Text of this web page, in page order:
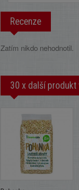
Recenze
Zatím nikdo nehodnotil.
30 x další produkt